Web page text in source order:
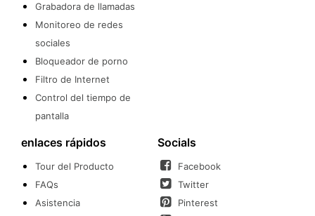
Grabadora de llamadas
Monitoreo de redes
sociales
Bloqueador de porno
Filtro de Internet
Control del tiempo de
pantalla
enlaces rápidos
Tour del Producto
FAQs
Asistencia
Socials
Facebook
Twitter
Pinterest